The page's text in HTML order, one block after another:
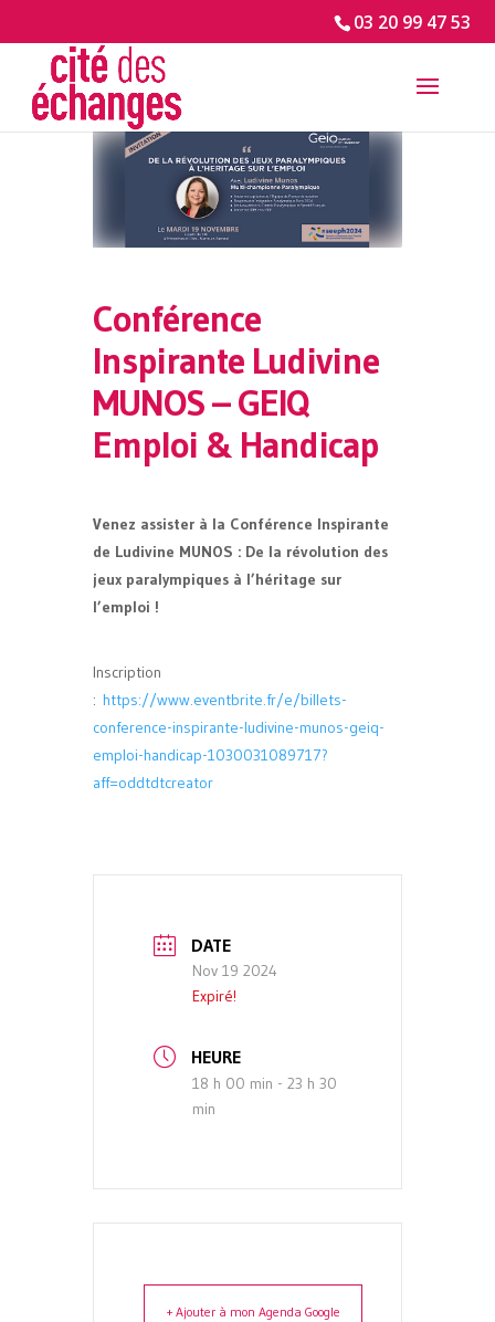
03 20 99 47 53
Conférence
Inspirante Ludivine
MUNOS – GEIQ
Emploi & Handicap
Venez assister à la Conférence Inspirante
de Ludivine MUNOS : De la révolution des
jeux paralympiques à l’héritage sur
l’emploi !
Inscription
: https://www.eventbrite.fr/e/billets-
conference-inspirante-ludivine-munos-geiq-
emploi-handicap-1030031089717?
aff=oddtdtcreator
DATE
Nov 19 2024
Expiré!
HEURE
18 h 00 min - 23 h 30
min
+ Ajouter à mon Agenda Google